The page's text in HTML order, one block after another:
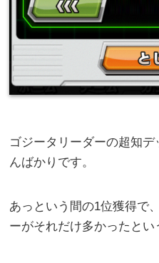
ゴジータリーダーの超知
んばかりです。
あっという間の1位獲得で
ーがそれだけ多かったとい